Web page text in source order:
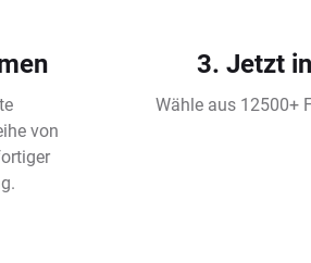
von
3. Jetzt
Wähle aus 12500+